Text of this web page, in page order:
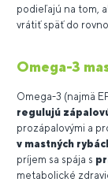
podieľajú na tom,
vrátiť späť do
Omega-3
Omega-3 (najmä
regulujú
prozápalovými a
v mastných
príjem sa spája s
metabolické